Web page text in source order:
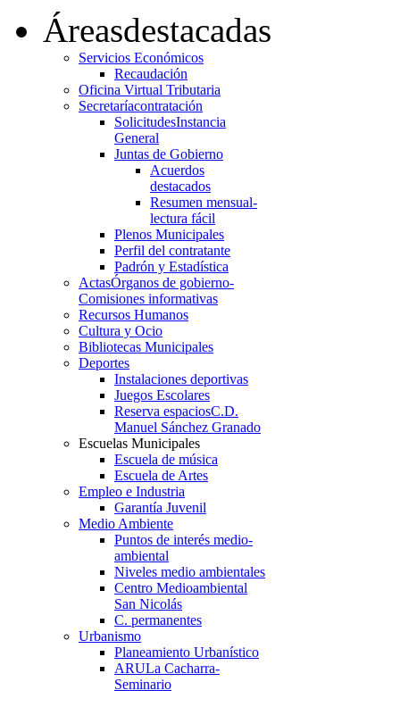
Áreasdestacadas
Servicios Económicos
Recaudación
Oficina Virtual Tributaria
Secretaríacontratación
SolicitudesInstancia
General
Juntas de Gobierno
Acuerdos
destacados
Resumen mensual-
lectura fácil
Plenos Municipales
Perfil del contratante
Padrón y Estadística
ActasÓrganos de gobierno-
Comisiones informativas
Recursos Humanos
Cultura y Ocio
Bibliotecas Municipales
Deportes
Instalaciones deportivas
Juegos Escolares
Reserva espaciosC.D.
Manuel Sánchez Granado
Escuelas Municipales
Escuela de música
Escuela de Artes
Empleo e Industria
Garantía Juvenil
Medio Ambiente
Puntos de interés medio-
ambiental
Niveles medio ambientales
Centro Medioambiental
San Nicolás
C. permanentes
Urbanismo
Planeamiento Urbanístico
ARULa Cacharra-
Seminario